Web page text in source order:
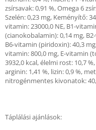
zsírsavak: 0,91 %, Omega 6
Szelén: 0,23 mg, Keményítő:
vitamin: 23000,0 NE, B1-
(cianokobalamin): 0,14 mg,
B6-vitamin (piridoxin): 40,3
vitamin: 800,0 mg, E-vitamin
3932,0 kcal, élelmi rost: 10,7
arginin: 1,41 %, lizin: 0,9 %,
nitrogénmentes kivonatok:
Táplálási ajánlások: